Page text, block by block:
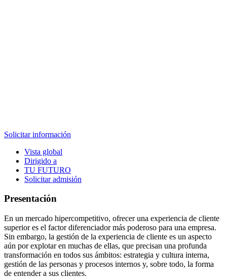
Solicitar información
Vista global
Dirigido a
TU FUTURO
Solicitar admisión
Presentación
En un mercado hipercompetitivo, ofrecer una experiencia de cliente
superior es el factor diferenciador más poderoso para una empresa.
Sin embargo, la gestión de la experiencia de cliente es un aspecto
aún por explotar en muchas de ellas, que precisan una profunda
transformación en todos sus ámbitos: estrategia y cultura interna,
gestión de las personas y procesos internos y, sobre todo, la forma
de entender a sus clientes.